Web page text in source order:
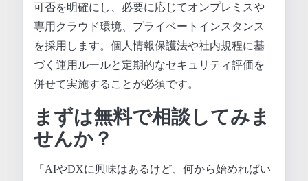
可否を明確にし、必要に応じてオンプレミスや
専用クラウド環境、プライベートインスタンス
を採用します。個人情報保護法や社内規程に基
づく運用ルールと定期的なセキュリティ評価を
併せて実施することが必須です。
まずは無料で相談してみま
せんか？
「AIやDXに興味はあるけど、何から始めればい